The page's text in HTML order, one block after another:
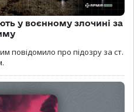
у воєнному злочині за
повідомило про підозру за ст.